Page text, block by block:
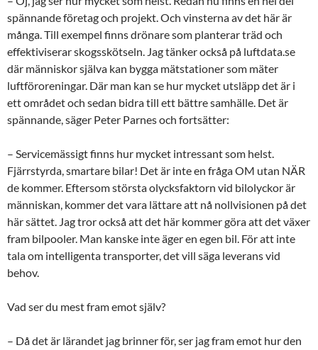
spännande företag och projekt. Och vinsterna av det här är
många. Till exempel finns drönare som planterar träd och
effektiviserar skogsskötseln. Jag tänker också på luftdata.se
där människor själva kan bygga mätstationer som mäter
luftföroreningar. Där man kan se hur mycket utsläpp det är i
ett området och sedan bidra till ett bättre samhälle. Det är
spännande, säger Peter Parnes och fortsätter:
– Servicemässigt finns hur mycket intressant som helst.
Fjärrstyrda, smartare bilar! Det är inte en fråga OM utan NÄR
de kommer. Eftersom största olycksfaktorn vid bilolyckor är
människan, kommer det vara lättare att nå nollvisionen på det
här sättet. Jag tror också att det här kommer göra att det växer
fram bilpooler. Man kanske inte äger en egen bil. För att inte
tala om intelligenta transporter, det vill säga leverans vid
behov.
Vad ser du mest fram emot själv?
– Då det är lärandet jag brinner för, ser jag fram emot hur den